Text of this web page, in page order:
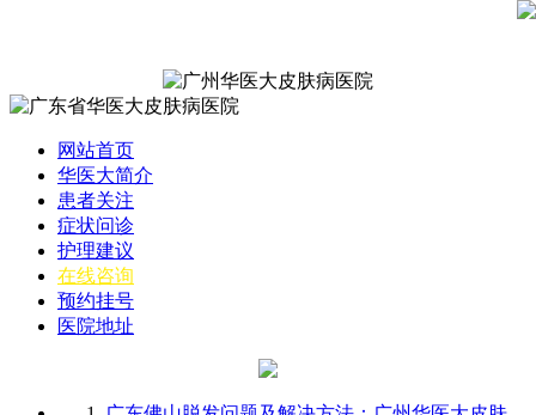
网站首页
华医大简介
患者关注
症状问诊
护理建议
在线咨询
预约挂号
医院地址